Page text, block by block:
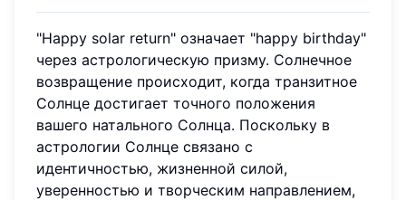
"Happy solar return" означает "happy birthday"
через астрологическую призму. Солнечное
возвращение происходит, когда транзитное
Солнце достигает точного положения
вашего натального Солнца. Поскольку в
астрологии Солнце связано с
идентичностью, жизненной силой,
уверенностью и творческим направлением,